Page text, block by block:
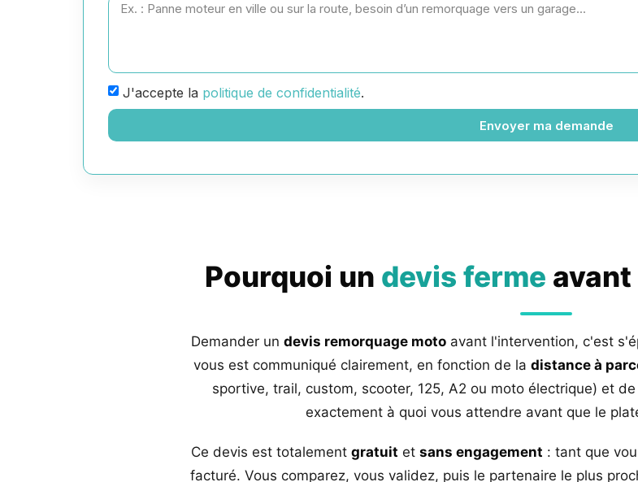
J'accepte la politique de confidentialité.
Envoyer ma demande
Pourquoi un devis ferme
Demander un devis remorquage moto avant l'intervention, c'est
vous est communiqué clairement, en fonction de la distance à
sportive, trail, custom, scooter, 125, A2 ou moto électrique) et de
exactement à quoi vous attendre avant que le
Ce devis est totalement gratuit et sans engagement : tant que
facturé. Vous comparez, vous validez, puis le partenaire le plus